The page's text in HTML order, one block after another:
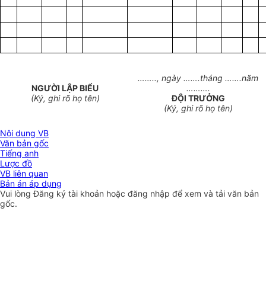
NGƯỜI LẬP BIỂU
(Ký, ghi rõ họ tên)
…….., ngày …….tháng …….năm
……….
ĐỘI TRƯỞNG
(Ký, ghi rõ họ tên)
Nội dung VB
Văn bản gốc
Tiếng anh
Lược đồ
VB liên quan
Bản án áp dụng
Vui lòngĐăng ký tài khoản hoặc đăng nhập để xem và tải văn bản
gốc.